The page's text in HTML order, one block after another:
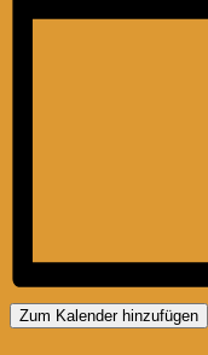
Zum Kalender hinzufügen